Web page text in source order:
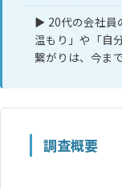
▶ 20代の会社員
温もり」や「自
繋がりは、今ま
調査概要